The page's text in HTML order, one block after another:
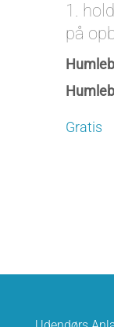
1.
på
Gratis